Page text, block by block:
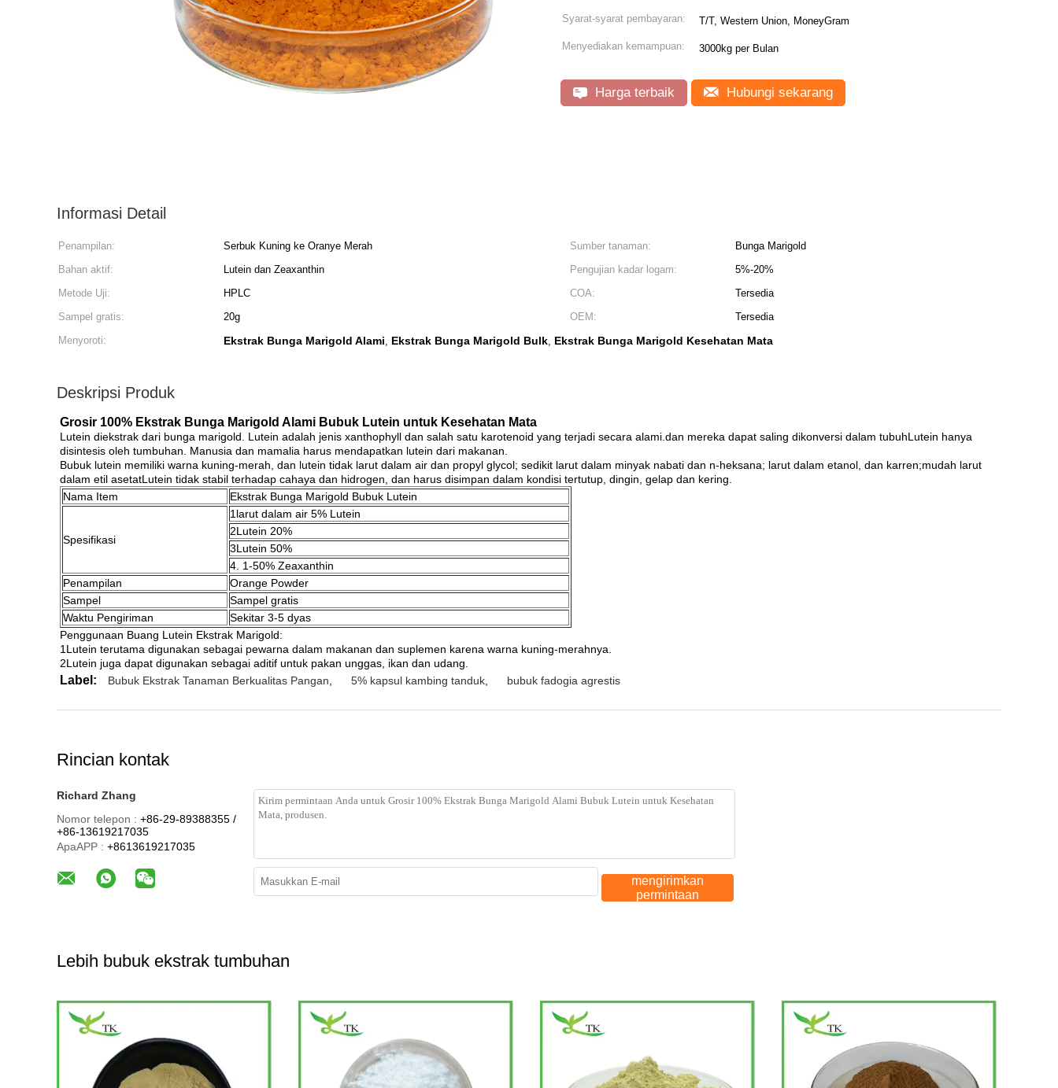
Syarat-syarat pembayaran: T/T, Western Union, MoneyGram
Menyediakan kemampuan: 3000kg per Bulan
Harga terbaik Hubungi sekarang
Informasi Detail
Penampilan: Serbuk Kuning ke Oranye Merah Sumber tanaman:
Bunga Marigold
Bahan aktif:
Lutein dan Zeaxanthin Pengujian kadar logam:
5%-20%
Metode Uji:
HPLC COA:
Tersedia
Sampel gratis:
20g OEM:
Tersedia
Menyoroti:
Ekstrak Bunga Marigold Alami, Ekstrak Bunga Marigold Bulk, Ekstrak Bunga Marigold Kesehatan Mata
Deskripsi Produk
Grosir 100% Ekstrak Bunga Marigold Alami Bubuk Lutein untuk Kesehatan Mata
Lutein diekstrak dari bunga marigold. Lutein adalah jenis xanthophyll dan salah satu karotenoid yang terjadi secara alami.dan mereka dapat saling dikonversi dalam tubuhLutein hanya
disintesis oleh tumbuhan. Manusia dan mamalia harus mendapatkan lutein dari makanan.
Bubuk lutein memiliki warna kuning-merah, dan lutein tidak larut dalam air dan propyl glycol; sedikit larut dalam minyak nabati dan n-heksana; larut dalam etanol, dan karren;mudah larut
dalam etil asetatLutein tidak stabil terhadap cahaya dan hidrogen, dan harus disimpan dalam kondisi tertutup, dingin, gelap dan kering.
Nama Item
Ekstrak Bunga Marigold Bubuk Lutein
Spesifikasi
1larut dalam air 5% Lutein
2Lutein 20%
3Lutein 50%
4. 1-50% Zeaxanthin
Penampilan
Orange Powder
Sampel
Sampel gratis
Waktu Pengiriman
Sekitar 3-5 dyas
Penggunaan Buang Lutein Ekstrak Marigold:
1Lutein terutama digunakan sebagai pewarna dalam makanan dan suplemen karena warna kuning-merahnya.
2Lutein juga dapat digunakan sebagai aditif untuk pakan unggas, ikan dan udang.
Label: Bubuk Ekstrak Tanaman Berkualitas Pangan 5% kapsul kambing tanduk bubuk fadogia agrestis
Rincian kontak
Richard Zhang
Nomor telepon : +86-29-89388355 /
+86-13619217035
ApaAPP : +8613619217035
mengirimkan
permintaan
Lebih bubuk ekstrak tumbuhan